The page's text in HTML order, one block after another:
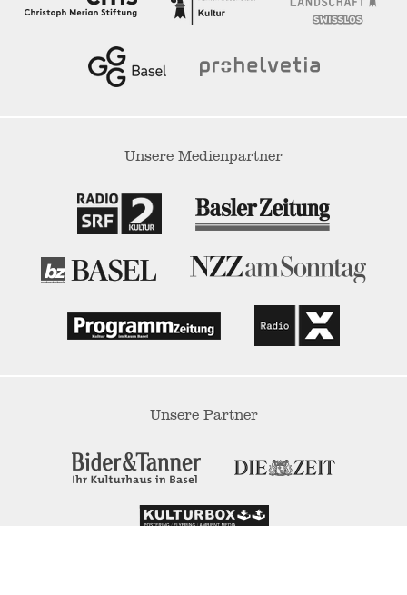
Unsere Medienpartner
Unsere Partner